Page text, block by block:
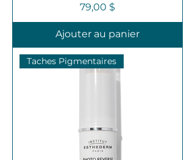
Prix
79,00 $
Ajouter au panier
Taches Pigmentaires